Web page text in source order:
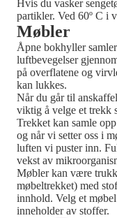
Hvis du vasker
partikler. Ved 60º C i
Møbler
Åpne bokhyller
luftbevegelser
på overflatene og
kan lukkes.
Når du går til
viktig å velge et trekk
Trekket kan samle
og når vi setter oss i
luften vi puster inn.
vekst av
Møbler kan være
møbeltrekket) med
innhold. Velg et
inneholder av stoffer.